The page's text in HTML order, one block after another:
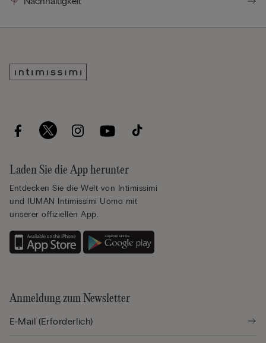
Laden Sie die App herunter
Entdecken Sie die Welt von Intimissimi
und IUMAN Intimissimi Uomo mit
unserer offiziellen App.
Anmeldung zum Newsletter